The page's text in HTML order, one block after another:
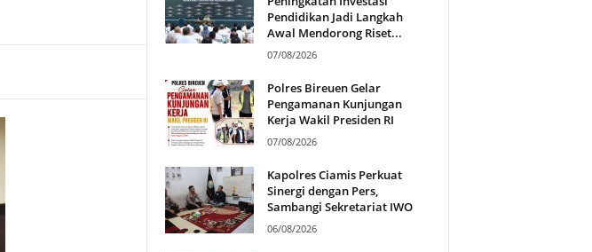
Pendidikan Jadi Langkah
Awal Mendorong Riset...
07/08/2026
Polres Bireuen Gelar
Pengamanan Kunjungan
Kerja Wakil Presiden RI
07/08/2026
Kapolres Ciamis Perkuat
Sinergi dengan Pers,
Sambangi Sekretariat IWO
06/08/2026